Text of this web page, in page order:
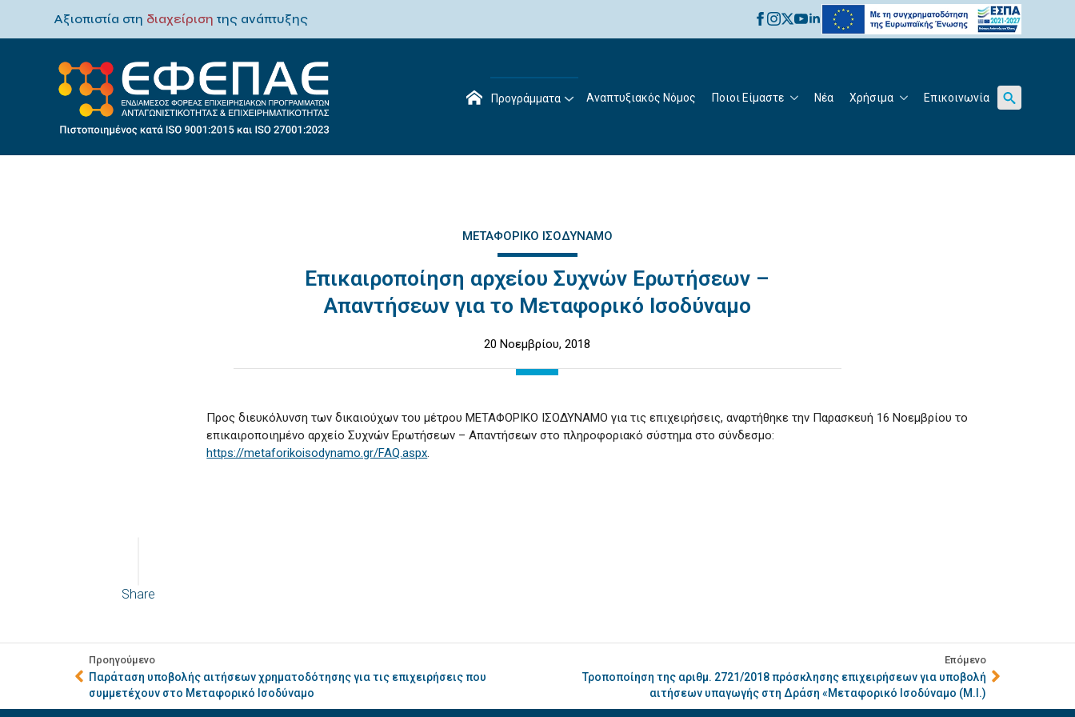
Αξιοπιστία στη διαχείριση της ανάπτυξης
Προγράμματα Αναπτυξιακός Νόμος Ποιοι Είμαστε Νέα Χρήσιμα Επικοινωνία
for:
ΜΕΤΑΦΟΡΙΚΌ ΙΣΟΔΎΝΑΜΟ
Επικαιροποίηση αρχείου Συχνών Ερωτήσεων –
Απαντήσεων για το Μεταφορικό Ισοδύναμο
20 Νοεμβρίου, 2018
Share
Προς διευκόλυνση των δικαιούχων του μέτρου ΜΕΤΑΦΟΡΙΚΟ ΙΣΟΔΥΝΑΜΟ για τις επιχειρήσεις, αναρτήθηκε την Παρασκευή 16 Νοεμβρίου το
επικαιροποιημένο αρχείο Συχνών Ερωτήσεων – Απαντήσεων στο πληροφοριακό σύστημα στο σύνδεσμο:
https://metaforikoisodynamo.gr/FAQ.aspx.
Προηγούμενο
Παράταση υποβολής αιτήσεων χρηματοδότησης για τις επιχειρήσεις που
συμμετέχουν στο Μεταφορικό Ισοδύναμο
Επόμενο
Τροποποίηση της αριθμ. 2721/2018 πρόσκλησης επιχειρήσεων για υποβολή
αιτήσεων υπαγωγής στη Δράση «Μεταφορικό Ισοδύναμο (Μ.Ι.)